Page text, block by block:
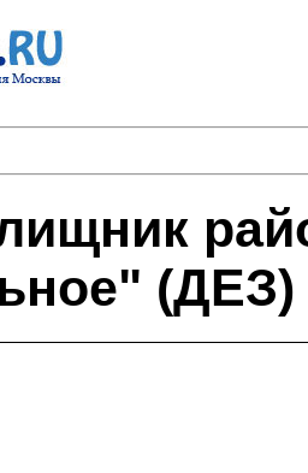
(ДЕЗ)